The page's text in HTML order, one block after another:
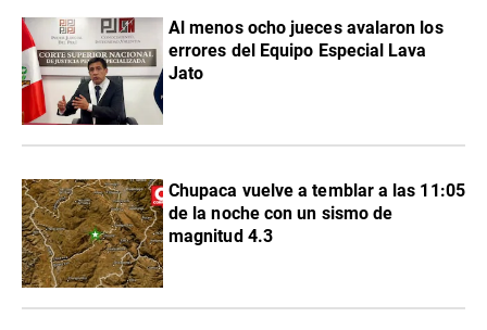
Al menos ocho jueces avalaron los
errores del Equipo Especial Lava
Jato
Chupaca vuelve a temblar a las 11:05
de la noche con un sismo de
magnitud 4.3